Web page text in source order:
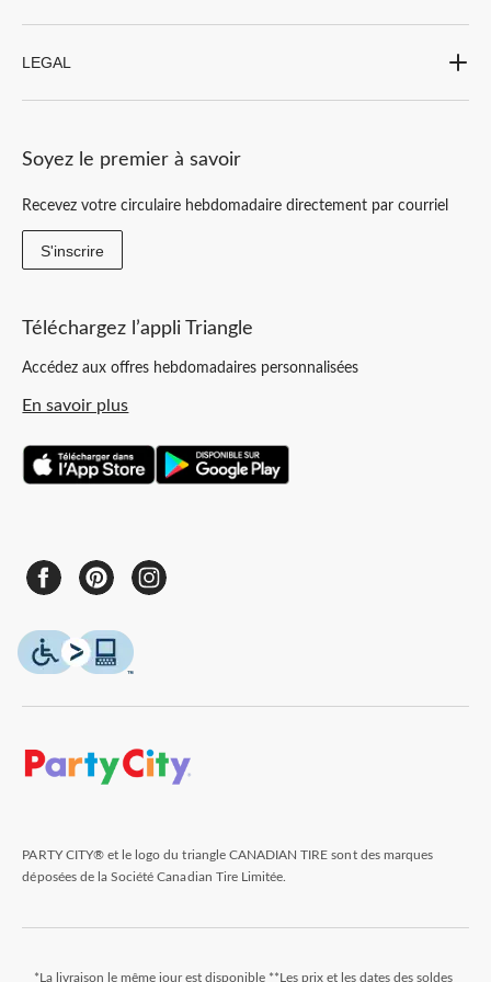
LEGAL
Soyez le premier à savoir
Recevez votre circulaire hebdomadaire directement par courriel
S'inscrire
Téléchargez l’appli Triangle
Accédez aux offres hebdomadaires personnalisées
En savoir plus
PARTY CITY® et le logo du triangle CANADIAN TIRE sont des marques
déposées de la Société Canadian Tire Limitée.
*La livraison le même jour est disponible **Les prix et les dates des soldes